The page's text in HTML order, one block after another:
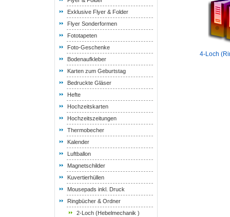
Exklusive Flyer & Folder
Flyer Sonderformen
Fototapeten
Foto-Geschenke
Bodenaufkleber
Karten zum Geburtstag
Bedruckte Gläser
Hefte
Hochzeitskarten
Hochzeitszeitungen
Thermobecher
Kalender
Luftballon
Magnetschilder
Kuvertierhüllen
Mousepads inkl. Druck
Ringbücher & Ordner
2-Loch (Hebelmechanik )
4-Loch